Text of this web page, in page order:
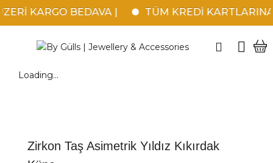
KARGO BEDAVA | TÜM KREDİ KARTLARINA
Loading...
Zirkon Taş Asimetrik Yıldız Kıkırdak